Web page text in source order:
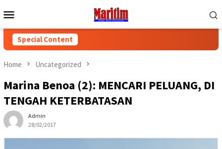
to
Menu
Special Content
Home Uncategorized
Marina Benoa (2): MENCARI PELUANG, DI
TENGAH KETERBATASAN
Admin
28/02/2017